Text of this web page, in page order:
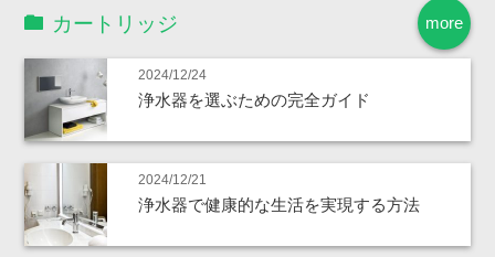
more
カートリッジ
2024/12/24
浄水器を選ぶための完全ガイド
2024/12/21
浄水器で健康的な生活を実現する方法